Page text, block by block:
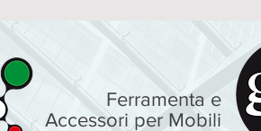
Ferramenta e
Accessori per Mobili